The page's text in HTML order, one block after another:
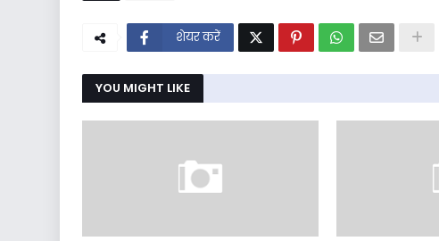
शेयर करें
YOU MIGHT LIKE